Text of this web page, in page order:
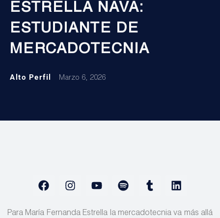
ESTRELLA NAVA:
ESTUDIANTE DE
MERCADOTECNIA
Alto Perfil Marzo 6, 2026
Para María Fernanda Estrella la mercadotecnia va más allá